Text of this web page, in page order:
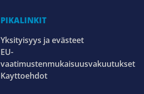
PIKALINKIT
Yksityisyys ja evästeet
EU-
vaatimustenmukaisuusvakuutukset
Kayttoehdot